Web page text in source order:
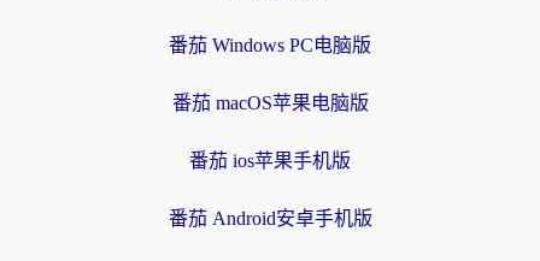
番茄 Windows PC电脑版
番茄 macOS苹果电脑版
番茄 ios苹果手机版
番茄 Android安卓手机版